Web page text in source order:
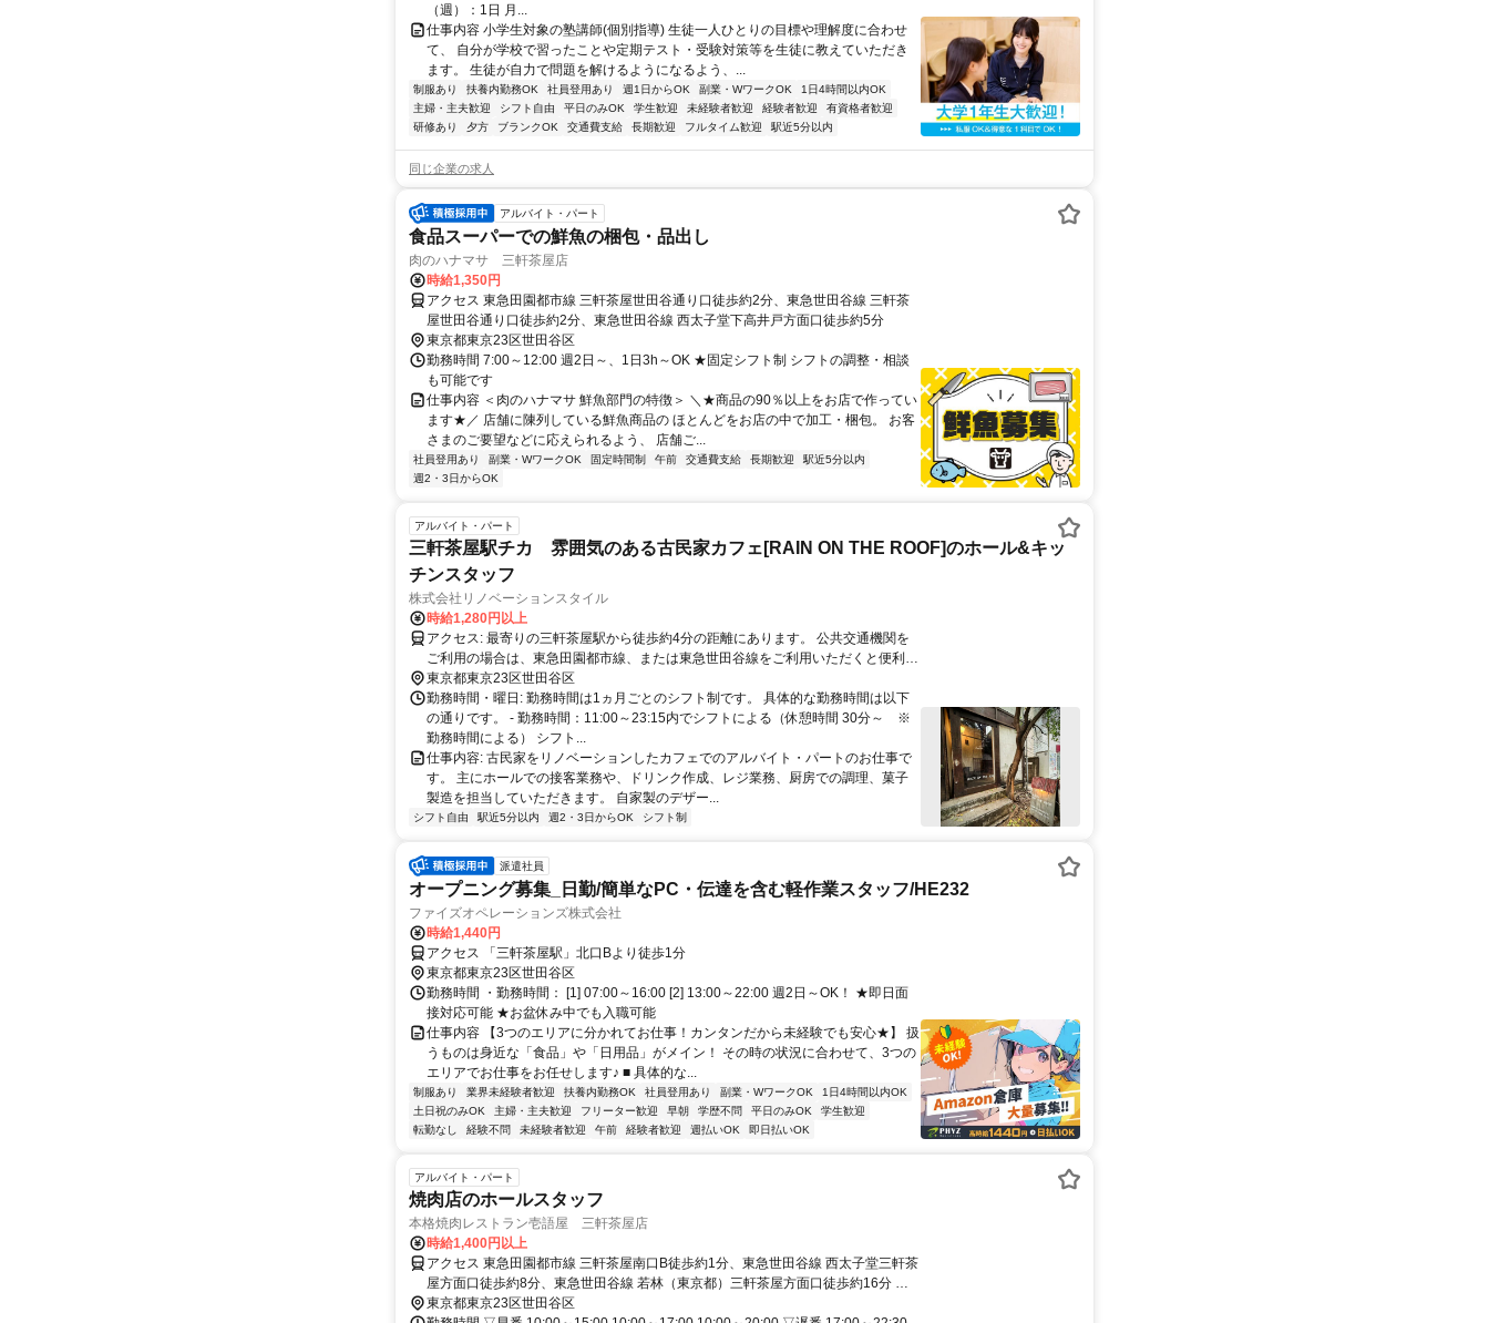
（週）：1日 月...
仕事内容 小学生対象の塾講師(個別指導) 生徒一人ひとりの目標や理解度に合わせ
て、 自分が学校で習ったことや定期テスト・受験対策等を生徒に教えていただき
ます。 生徒が自力で問題を解けるようになるよう、...
制服あり 扶養内勤務OK 社員登用あり 週1日からOK 副業・WワークOK
1日4時間以内OK
主婦・主夫歓迎
シフト自由 平日のみOK 学生歓迎 未経験者歓迎 経験者歓迎
有資格者歓迎
研修あり
夕方 ブランクOK 交通費支給 長期歓迎 フルタイム歓迎 駅近5分以内
同じ企業の求人
アルバイト・パート
食品スーパーでの鮮魚の梱包・品出し
肉のハナマサ 三軒茶屋店
時給1,350円
アクセス 東急田園都市線 三軒茶屋世田谷通り口徒歩約2分、東急世田谷線 三軒茶
屋世田谷通り口徒歩約2分、東急世田谷線 西太子堂下高井戸方面口徒歩約5分
東京都東京23区世田谷区
勤務時間 7:00～12:00 週2日～、1日3h～OK ★固定シフト制 シフトの調整・相談
も可能です
仕事内容 ＜肉のハナマサ 鮮魚部門の特徴＞ ＼★商品の90％以上をお店で作ってい
ます★／ 店舗に陳列している鮮魚商品の ほとんどをお店の中で加工・梱包。 お客
さまのご要望などに応えられるよう、 店舗ご...
社員登用あり 副業・WワークOK 固定時間制 午前 交通費支給 長期歓迎
駅近5分以内
週2・3日からOK
アルバイト・パート
三軒茶屋駅チカ 雰囲気のある古民家カフェ[RAIN ON THE ROOF]のホール&キッ
チンスタッフ
株式会社リノベーションスタイル
時給1,280円以上
アクセス: 最寄りの三軒茶屋駅から徒歩約4分の距離にあります。 公共交通機関を
ご利用の場合は、東急田園都市線、または東急世田谷線をご利用いただくと便利で
す。
東京都東京23区世田谷区
勤務時間・曜日: 勤務時間は1ヵ月ごとのシフト制です。 具体的な勤務時間は以下
の通りです。 - 勤務時間：11:00～23:15内でシフトによる（休憩時間 30分～ ※
勤務時間による） シフト...
仕事内容: 古民家をリノベーションしたカフェでのアルバイト・パートのお仕事で
す。 主にホールでの接客業務や、ドリンク作成、レジ業務、厨房での調理、菓子
製造を担当していただきます。 自家製のデザー...
シフト自由 駅近5分以内 週2・3日からOK シフト制
派遣社員
オープニング募集_日勤/簡単なPC・伝達を含む軽作業スタッフ/HE232
ファイズオペレーションズ株式会社
時給1,440円
アクセス 「三軒茶屋駅」北口Bより徒歩1分
東京都東京23区世田谷区
勤務時間 ・勤務時間： [1] 07:00～16:00 [2] 13:00～22:00 週2日～OK！ ★即日面
接対応可能 ★お盆休み中でも入職可能
仕事内容 【3つのエリアに分かれてお仕事！カンタンだから未経験でも安心★】 扱
うものは身近な「食品」や「日用品」がメイン！ その時の状況に合わせて、3つの
エリアでお仕事をお任せします♪ ■ 具体的な...
制服あり 業界未経験者歓迎 扶養内勤務OK 社員登用あり 副業・WワークOK
1日4時間以内OK
土日祝のみOK
主婦・主夫歓迎 フリーター歓迎 早朝 学歴不問 平日のみOK
学生歓迎
転勤なし
経験不問 未経験者歓迎 午前 経験者歓迎 週払いOK 即日払いOK
アルバイト・パート
焼肉店のホールスタッフ
本格焼肉レストラン壱語屋 三軒茶屋店
時給1,400円以上
アクセス 東急田園都市線 三軒茶屋南口B徒歩約1分、東急世田谷線 西太子堂三軒茶
屋方面口徒歩約8分、東急世田谷線 若林（東京都）三軒茶屋方面口徒歩約16分 東
急田園都市線「三軒茶屋駅」スグ
東京都東京23区世田谷区